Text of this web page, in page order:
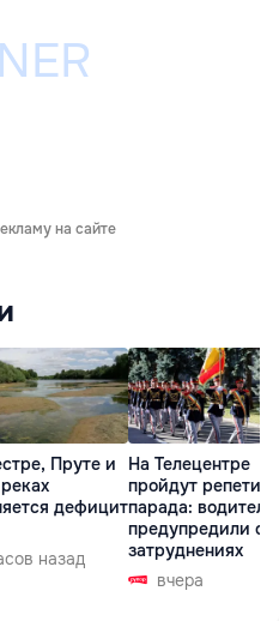
на сайте
Пруте и
дефицит
назад
На Телецентре
пройдут
парада:
предупредили о
затруднениях
вчера